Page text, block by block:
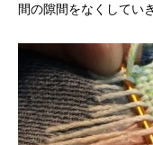
間の隙間をなくしてい